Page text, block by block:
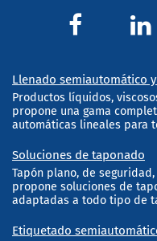
Llenado semiautomático
Productos líquidos,
propone una gama
automáticas lineales para
Soluciones de taponado
Tapón plano, de
propone soluciones de
adaptadas a todo tipo de
Etiquetado